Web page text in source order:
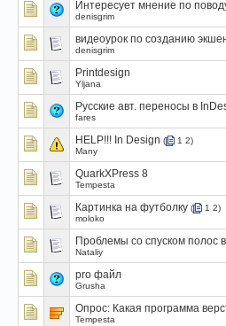
Интересует мнение по
denisgrim
видеоурок по созданию
denisgrim
Printdesign
Yljana
Русские авт. переносы в
fares
HELP!!! In Design ( 1 2)
Many
QuarkXPress 8
Tempesta
Картинка на футболку ( 1 2)
moloko
Проблемы со спуском полос
Nataliy
pro файл
Grusha
Опрос: Какая программа
Tempesta